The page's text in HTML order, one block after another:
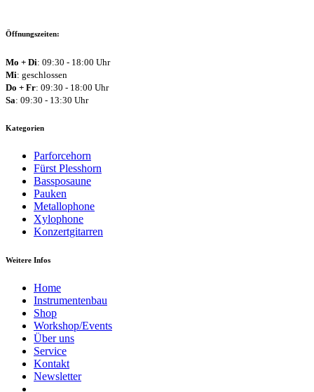
Öffnungszeiten:
Mo + Di: 09:30 - 18:00 Uhr
Mi: geschlossen
Do + Fr: 09:30 - 18:00 Uhr
Sa: 09:30 - 13:30 Uhr
Kategorien
Parforcehorn
Fürst Plesshorn
Bassposaune
Pauken
Metallophone
Xylophone
Konzertgitarren
Weitere Infos
Home
Instrumentenbau
Shop
Workshop/Events
Über uns
Service
Kontakt
Newsletter